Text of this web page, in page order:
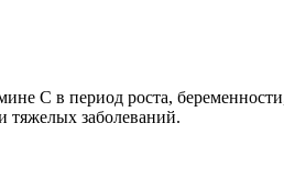
С в период роста,
тяжелых заболеваний.